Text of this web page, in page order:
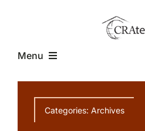
Menu
Accueil
Categories: Archives